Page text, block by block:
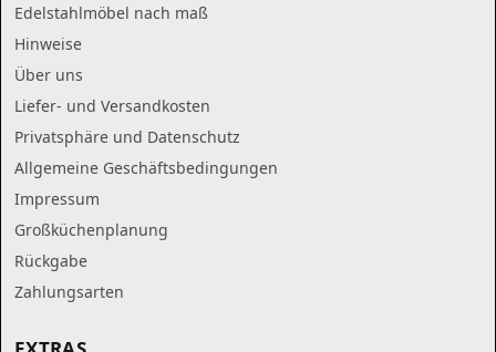
Edelstahlmöbel nach maß
Hinweise
Über uns
Liefer- und Versandkosten
Privatsphäre und Datenschutz
Allgemeine Geschäftsbedingungen
Impressum
Großküchenplanung
Rückgabe
Zahlungsarten